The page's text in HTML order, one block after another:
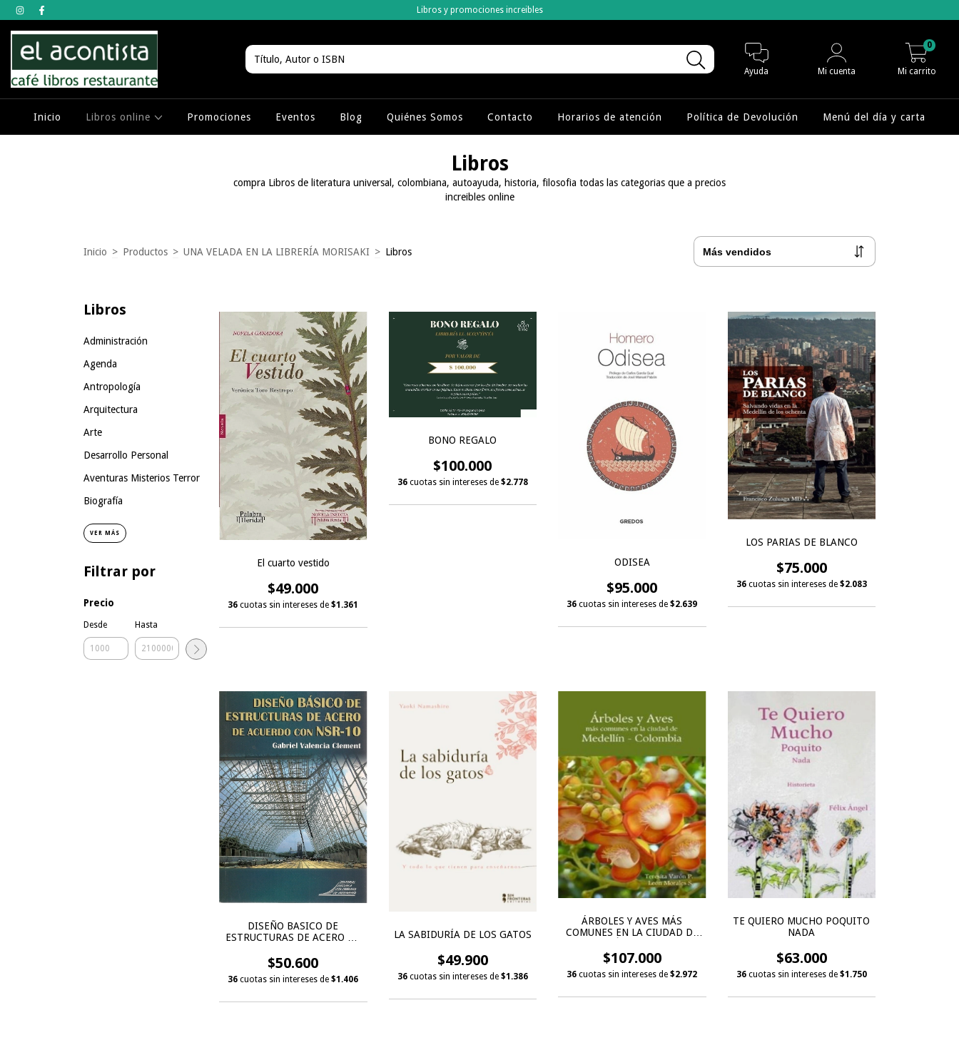
Libros y promociones increibles
Ayuda Mi cuenta Mi carrito
0
Inicio Libros online Promociones Eventos Blog Quiénes Somos Contacto Horarios de atención Política de Devolución Menú del día y carta
Libros
compra Libros de literatura universal, colombiana, autoayuda, historia, filosofia todas las categorias que a precios
increibles online
Inicio > Productos > UNA VELADA EN LA LIBRERÍA MORISAKI > Libros
Libros
Administración
Agenda
Antropología
Arquitectura
Arte
Desarrollo Personal
Aventuras Misterios Terror
Biografía
VER MÁS
Filtrar por
Precio
Desde Hasta
El cuarto vestido
$49.000
36 cuotas sin intereses de$1.361
BONO REGALO
$100.000
36 cuotas sin intereses de $2.778
ODISEA
$95.000
36 cuotas sin intereses de$2.639
LOS PARIAS DE BLANCO
$75.000
36 cuotas sin intereses de $2.083
DISEÑO BASICO DE
ESTRUCTURAS DE ACERO DE
$50.600
36 cuotas sin intereses de$1.406
LA SABIDURÍA DE LOS GATOS
$49.900
36 cuotas sin intereses de $1.386
ÁRBOLES Y AVES MÁS
COMUNES EN LA CIUDAD DE
$107.000
36 cuotas sin intereses de$2.972
TE QUIERO MUCHO POQUITO
NADA
$63.000
36 cuotas sin intereses de $1.750